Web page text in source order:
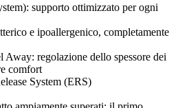
supporto ottimizzato per ogni
e ipoallergenico, completamente
Away: regolazione dello spessore dei
comfort
System (ERS)